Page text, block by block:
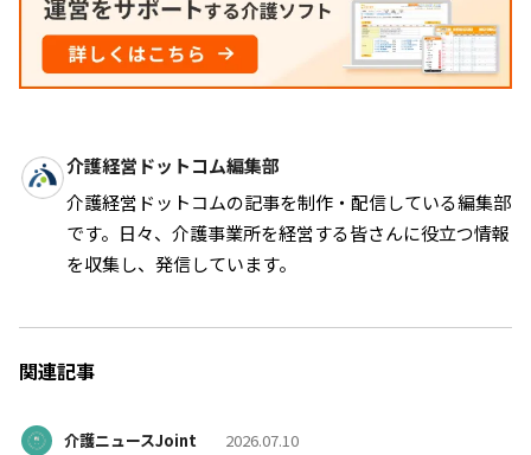
介護経営ドットコム編集部
介護経営ドットコムの記事を制作・配信している編集部
です。日々、介護事業所を経営する皆さんに役立つ情報
を収集し、発信しています。
関連記事
介護ニュースJoint 2026.07.10